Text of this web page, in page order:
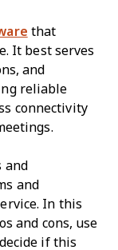
that
It best serves
and
reliable
connectivity
and
and
In this
and cons, use
if this